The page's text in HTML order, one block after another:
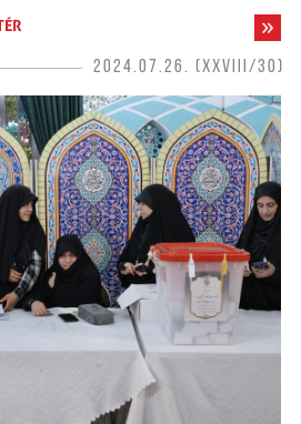
2024.07.26. (XXVIII/30)